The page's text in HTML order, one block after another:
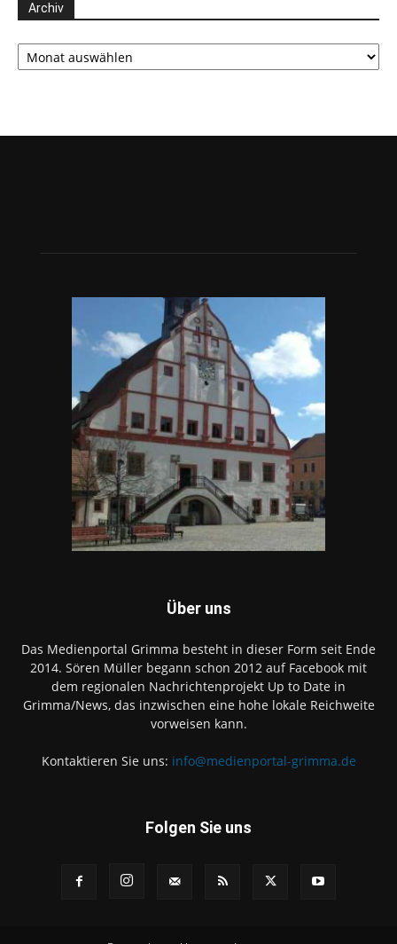
Archiv
Archiv
Über uns
Das Medienportal Grimma besteht in dieser Form seit Ende
2014. Sören Müller begann schon 2012 auf Facebook mit
dem regionalen Nachrichtenprojekt Up to Date in
Grimma/News, das inzwischen eine hohe lokale Reichweite
vorweisen kann.
Kontaktieren Sie uns: info@medienportal-grimma.de
Folgen Sie uns